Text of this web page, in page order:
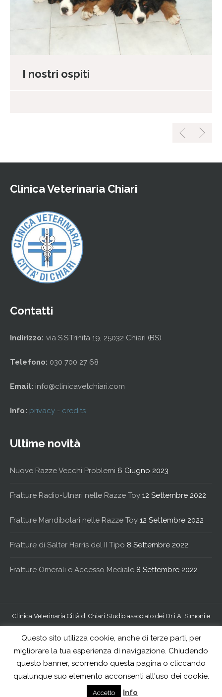
I nostri ospiti
Clinica Veterinaria Chiari
Contatti
Indirizzo: via S.S.Trinità 19, 25032 Chiari (BS)
Telefono: 030 700 27 68
Email: info@clinicavetchiari.com
Info: privacy - credits
Ultime novità
Nuove Razze Vecchi Problemi 6 Giugno 2023
Fratture Radio-Ulnari nelle Razze Toy 12 Settembre 2022
Fratture Mandibolari nelle Razze Toy 12 Settembre 2022
Fratture di Salter Harris del II Tipo 8 Settembre 2022
Fratture Omerali e Accesso Mediale 8 Settembre 2022
Clinica Veterinaria Città di Chiari Studio associato dei Dr.i A. Simoni e
02256010980
Questo sito utilizza cookie, anche di terze parti, per
migliorare la tua esperienza di navigazione. Chiudendo
questo banner, scorrendo questa pagina o cliccando
qualunque suo elemento acconsenti all'uso dei cookie.
Accetto Info